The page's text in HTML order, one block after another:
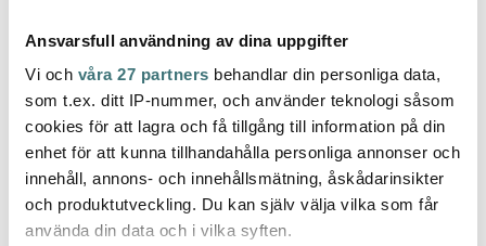
Ansvarsfull användning av dina uppgifter
Vi och våra 27 partners behandlar din personliga data,
som t.ex. ditt IP-nummer, och använder teknologi såsom
cookies för att lagra och få tillgång till information på din
enhet för att kunna tillhandahålla personliga annonser och
innehåll, annons- och innehållsmätning, åskådarinsikter
och produktutveckling. Du kan själv välja vilka som får
använda din data och i vilka syften.
Eva Trio
Legio Nova Skålset 3-
pack Vit
1099 kr
Eva Trio
Eva Trio Legio Nova
Tårtfat Vit
839 kr
Eva
Legio